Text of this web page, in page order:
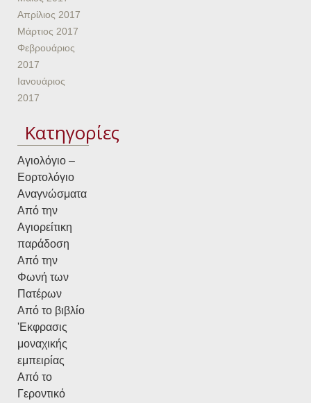
Απρίλιος 2017
Μάρτιος 2017
Φεβρουάριος
2017
Ιανουάριος
2017
Kατηγορίες
Αγιολόγιο –
Εορτολόγιο
Αναγνώσματα
Από την
Αγιορείτικη
παράδοση
Από την
Φωνή των
Πατέρων
Από το βιβλίο
'Εκφρασις
μοναχικής
εμπειρίας
Από το
Γεροντικό